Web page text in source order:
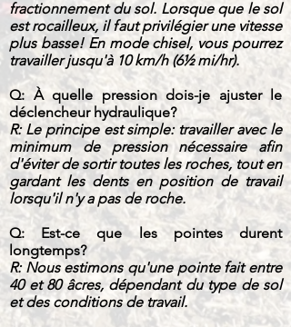
fractionnement du sol. Lorsque que le sol
est rocailleux, il faut privilégier une vitesse
plus basse! En mode chisel, vous pourrez
travailler jusqu'à 10 km/h (6½ mi/hr).
Q: À quelle pression dois-je ajuster le
déclencheur hydraulique?
R: Le principe est simple: travailler avec le
minimum de pression nécessaire afin
d'éviter de sortir toutes les roches, tout en
gardant les dents en position de travail
lorsqu'il n'y a pas de roche.
Q: Est-ce que les pointes durent
longtemps?
R: Nous estimons qu'une pointe fait entre
40 et 80 âcres, dépendant du type de sol
et des conditions de travail.